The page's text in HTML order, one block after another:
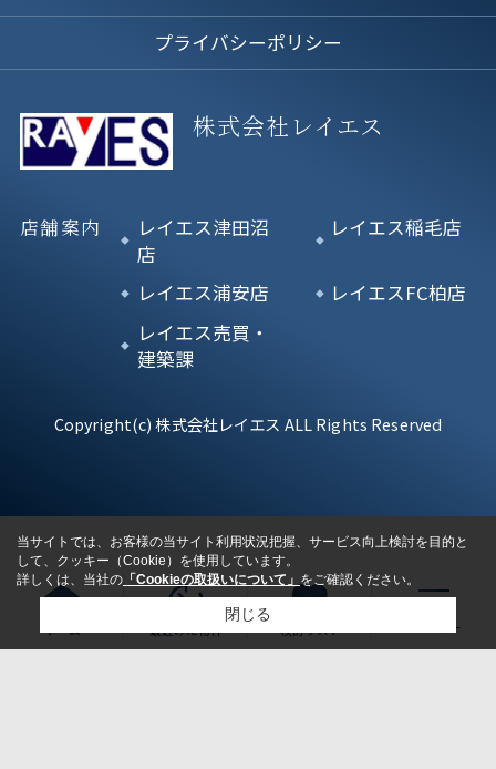
ホーム 最近みた物件 検討リスト
プライバシーポリシー
株式会社レイエス
店舗案内
レイエス津田沼
店
レイエス稲毛店
レイエス浦安店
レイエスFC柏店
レイエス売買・
建築課
Copyright(c) 株式会社レイエス ALL Rights Reserved
当サイトでは、お客様の当サイト利用状況把握、サービス向上検討を目的と
して、クッキー（Cookie）を使用しています。
詳しくは、当社の 「Cookieの取扱いについて」 をご確認ください。
閉じる